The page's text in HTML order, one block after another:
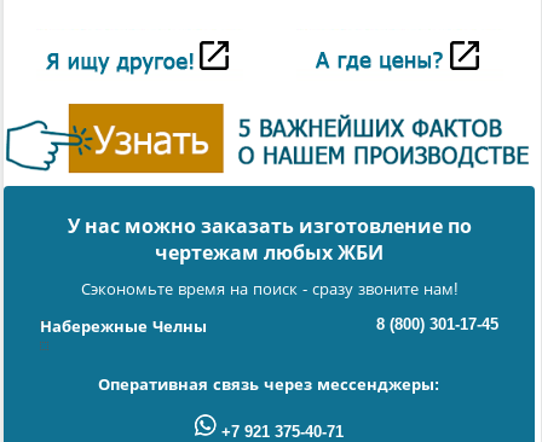
У нас можно заказать изготовление по
чертежам любых ЖБИ
Сэкономьте время на поиск - сразу звоните нам!
Набережные Челны 8 (800) 301-17-45
Оперативная связь через мессенджеры:
+7 921 375-40-71